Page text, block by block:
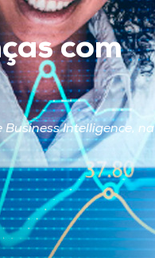
com
Intelligence, na